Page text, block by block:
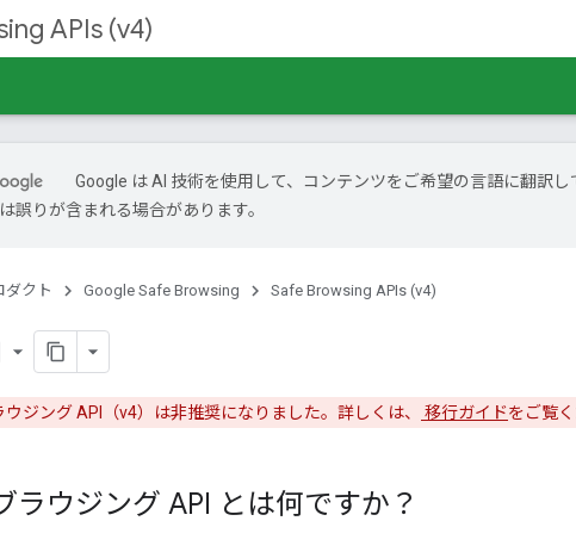
APIs (v4)
Google は AI 技術を使用して、コンテンツをご希望の言語に翻訳し
誤りが含まれる場合があります。
ダクト Google Safe Browsing Safe Browsing APIs (v4)
ウジング API（v4）は非推奨になりました。詳しくは、 移行ガイドをご覧く
ラウジング API とは何ですか？